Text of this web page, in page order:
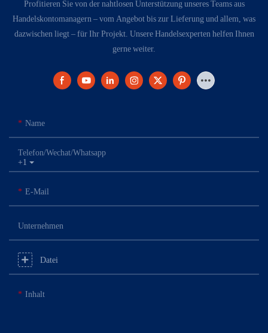
Profitieren Sie von der nahtlosen Unterstützung unseres Teams aus
Handelskontomanagern – vom Angebot bis zur Lieferung und allem, was
dazwischen liegt – für Ihr Projekt. Unsere Handelsexperten helfen Ihnen
gerne weiter.
Name
+1
Telefon/Wechat/Whatsapp
E-Mail
Unternehmen
Datei
Inhalt